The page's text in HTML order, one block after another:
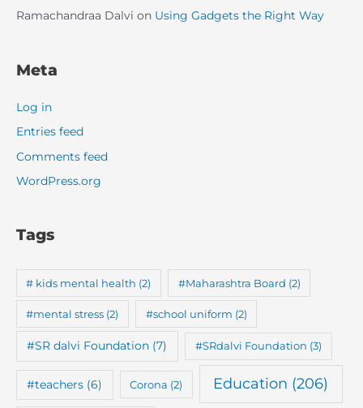
Ramachandraa Dalvi on Using Gadgets the Right Way
Meta
Log in
Entries feed
Comments feed
WordPress.org
Tags
# kids mental health (2) #Maharashtra Board (2)
#mental stress (2) #school uniform (2)
#SR dalvi Foundation (7) #SRdalvi Foundation (3)
#teachers (6) Corona (2) Education (206)